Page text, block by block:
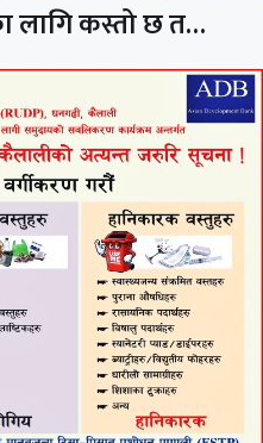
लागि कस्तो छ त…